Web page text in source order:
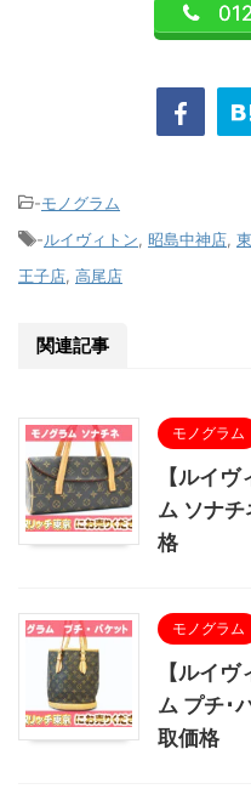
-モノグラム
-ルイヴィトン 昭島中神店
王子店 高尾店
関連記事
モノグラム
【ルイ
ム ソナ
格
モノグラム
【ルイ
ム プチ･
取価格